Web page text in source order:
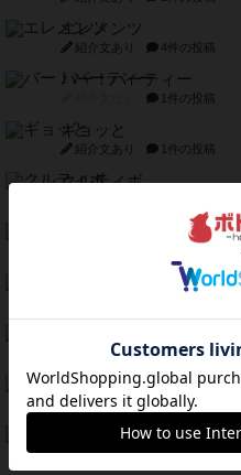
エレメンツ
紹介文あり 4件の投稿
バー！パーティー
1件の投稿
ギョッと
紹介文あり 1件の投稿
クルティボ
ドブル：ポケットモン
紹介文なし 5件の投稿
ファースト・イン・フ
紹介文あり 3件の投稿
ダイススローン
紹介文なし 1件の投稿